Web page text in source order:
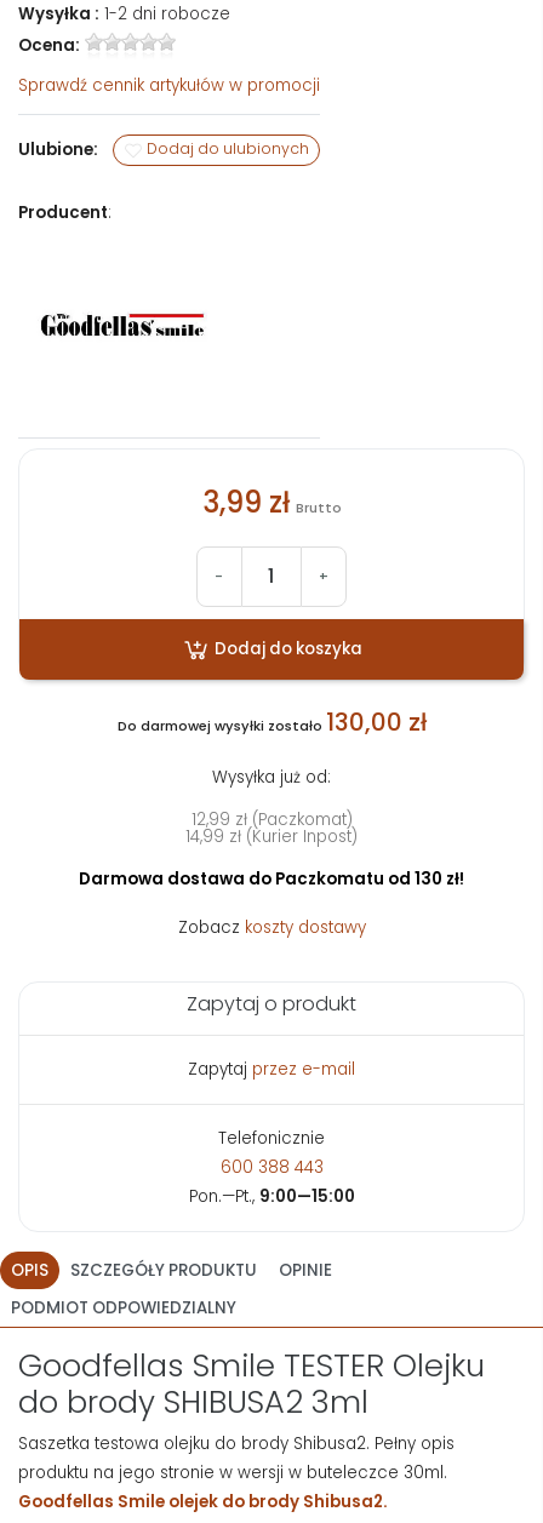
Wysyłka : 1-2 dni robocze
Ocena:
Sprawdź cennik artykułów w promocji
Ulubione: Dodaj do ulubionych
Producent:
3,99 zł Brutto
- +
Dodaj do koszyka
Do darmowej wysyłki zostało 130,00 zł
Wysyłka już od:
12,99 zł (Paczkomat)
14,99 zł (Kurier Inpost)
Darmowa dostawa do Paczkomatu od 130 zł!
Zobacz koszty dostawy
Zapytaj o produkt
Zapytaj przez e-mail
Telefonicznie
600 388 443
Pon.—Pt., 9:00—15:00
OPIS SZCZEGÓŁY PRODUKTU
OPINIE
PODMIOT ODPOWIEDZIALNY
Goodfellas Smile TESTER Olejku
do brody SHIBUSA2 3ml
Saszetka testowa olejku do brody Shibusa2. Pełny opis
produktu na jego stronie w wersji w buteleczce 30ml.
Goodfellas Smile olejek do brody Shibusa2.